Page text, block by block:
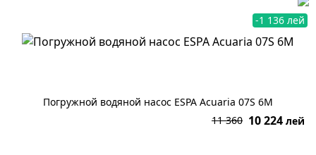
-1 136 лей
Погружной водяной насос ESPA Acuaria 07S 6M
11 360 10 224 лей